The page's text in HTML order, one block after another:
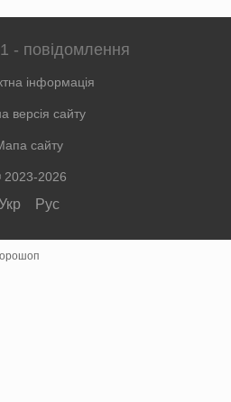
- повідомлення
інформація
версія сайту
сайту
2023-2026
Рус